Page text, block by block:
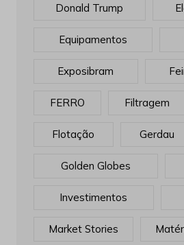
Donald Trump
Equipamentos
Exposibram
FERRO Filtragem
Flotação Gerdau
Golden Globes
Investimentos
Market Stories